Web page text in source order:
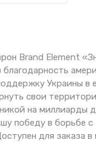
Brand Element
Украины в
свои
на миллиарды
победу в борьбе с
для заказа в